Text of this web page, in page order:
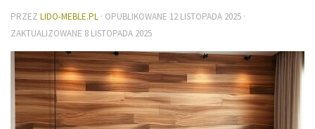
PRZEZ LIDO-MEBLE.PL · OPUBLIKOWANE 12 LISTOPADA 2025 ·
ZAKTUALIZOWANE 8 LISTOPADA 2025